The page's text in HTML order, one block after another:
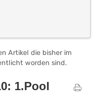
Artikel die bisher im
worden sind.
1.Pool